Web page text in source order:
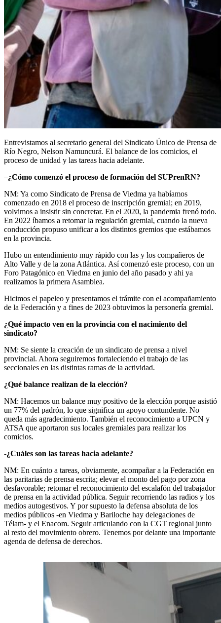
Entrevistamos al secretario general del Sindicato Único de Prensa de
Río Negro, Nelson Namuncurá. El balance de los comicios, el
proceso de unidad y las tareas hacia adelante.
–¿Cómo comenzó el proceso de formación del SUPrenRN?
NM: Ya como Sindicato de Prensa de Viedma ya habíamos
comenzado en 2018 el proceso de inscripción gremial; en 2019,
volvimos a insistir sin concretar. En el 2020, la pandemia frenó todo.
En 2022 íbamos a retomar la regulación gremial, cuando la nueva
conducción propuso unificar a los distintos gremios que estábamos
en la provincia.
Hubo un entendimiento muy rápido con las y los compañeros de
Alto Valle y de la zona Atlántica. Así comenzó este proceso, con un
Foro Patagónico en Viedma en junio del año pasado y ahi ya
realizamos la primera Asamblea.
Hicimos el papeleo y presentamos el trámite con el acompañamiento
de la Federación y a fines de 2023 obtuvimos la personería gremial.
¿Qué impacto ven en la provincia con el nacimiento del
sindicato?
NM: Se siente la creación de un sindicato de prensa a nivel
provincial. Ahora seguiremos fortaleciendo el trabajo de las
seccionales en las distintas ramas de la actividad.
¿Qué balance realizan de la elección?
NM: Hacemos un balance muy positivo de la elección porque asistió
un 77% del padrón, lo que significa un apoyo contundente. No
queda más agradecimiento. También el reconocimiento a UPCN y
ATSA que aportaron sus locales gremiales para realizar los
comicios.
-¿Cuáles son las tareas hacia adelante?
NM: En cuánto a tareas, obviamente, acompañar a la Federación en
las paritarias de prensa escrita; elevar el monto del pago por zona
desfavorable; retomar el reconocimiento del escalafón del trabajador
de prensa en la actividad pública. Seguir recorriendo las radios y los
medios autogestivos. Y por supuesto la defensa absoluta de los
medios públicos -en Viedma y Bariloche hay delegaciones de
Télam- y el Enacom. Seguir articulando con la CGT regional junto
al resto del movimiento obrero. Tenemos por delante una importante
agenda de defensa de derechos.